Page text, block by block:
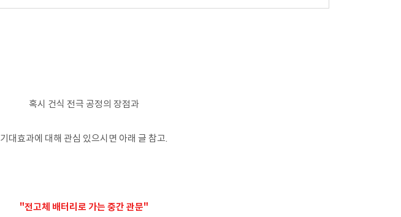
혹시 건식 전극 공정의 장점과
기대효과에 대해 관심 있으시면 아래 글 참고.
"전고체 배터리로 가는 중간 관문"